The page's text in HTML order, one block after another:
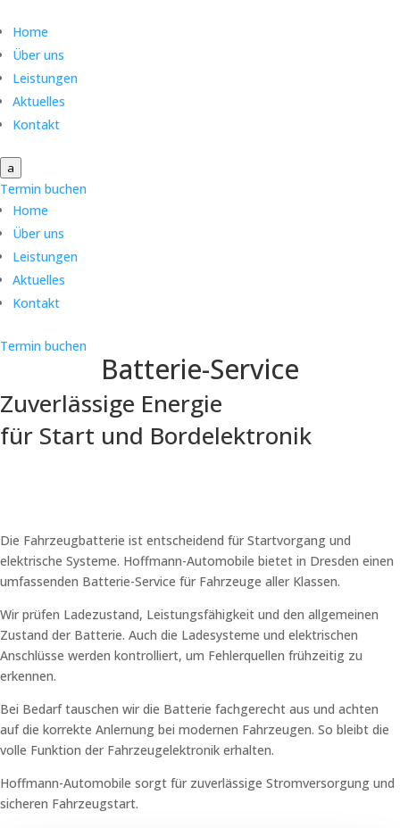
Home
Über uns
Leistungen
Aktuelles
Kontakt
a
Termin buchen
Home
Über uns
Leistungen
Aktuelles
Kontakt
Termin buchen
Batterie-Service
Zuverlässige Energie
für Start und Bordelektronik
Die Fahrzeugbatterie ist entscheidend für Startvorgang und
elektrische Systeme. Hoffmann-Automobile bietet in Dresden einen
umfassenden Batterie-Service für Fahrzeuge aller Klassen.
Wir prüfen Ladezustand, Leistungsfähigkeit und den allgemeinen
Zustand der Batterie. Auch die Ladesysteme und elektrischen
Anschlüsse werden kontrolliert, um Fehlerquellen frühzeitig zu
erkennen.
Bei Bedarf tauschen wir die Batterie fachgerecht aus und achten
auf die korrekte Anlernung bei modernen Fahrzeugen. So bleibt die
volle Funktion der Fahrzeugelektronik erhalten.
Hoffmann-Automobile sorgt für zuverlässige Stromversorgung und
sicheren Fahrzeugstart.